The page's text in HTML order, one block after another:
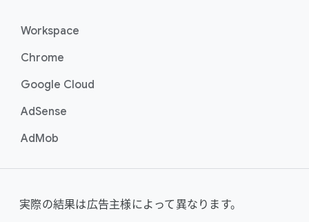
Workspace
Chrome
Google Cloud
AdSense
AdMob
実際の​結果は​広告主様に​よって​異なります。